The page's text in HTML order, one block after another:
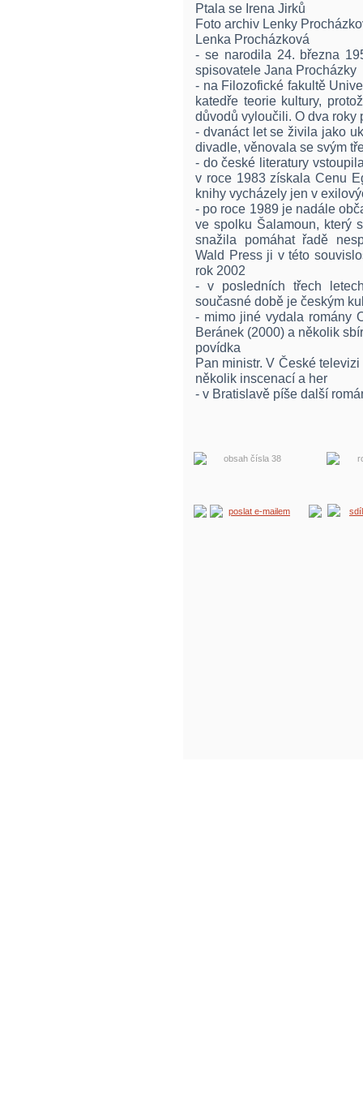
Ptala se Irena Jirků
Foto archiv Lenky
Lenka Procházková
- se narodila 24. března
spisovatele Jana Procházky
- na Filozofické fakultě
katedře teorie kultury,
důvodů vyloučili. O dva
- dvanáct let se živila jako
divadle, věnovala se svým
- do české literatury
v roce 1983 získala Cenu
knihy vycházely jen v
- po roce 1989 je nadále
ve spolku Šalamoun, který
snažila pomáhat řadě
Wald Press ji v této
rok 2002
- v posledních třech
současné době je českým
- mimo jiné vydala romány
Beránek (2000) a několik
povídka
Pan ministr. V České
několik inscenací a her
- v Bratislavě píše další
obsah čísla 38
poslat e-mailem